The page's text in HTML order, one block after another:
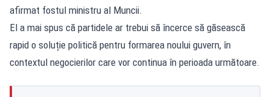
afirmat fostul ministru al Muncii.
El a mai spus că partidele ar trebui să încerce să găsească
rapid o soluție politică pentru formarea noului guvern, în
contextul negocierilor care vor continua în perioada următoare.